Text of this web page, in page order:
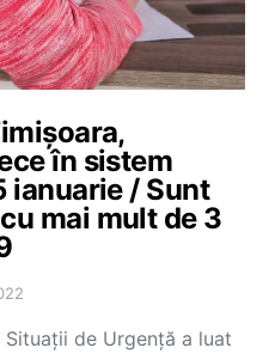
în sistem
ianuarie / Sunt
mai mult de 3
de Urgență a luat